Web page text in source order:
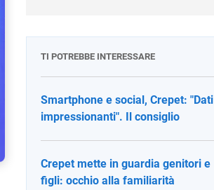
TI POTREBBE INTERESSARE
Smartphone e social, Crepet: "Dati
impressionanti". Il consiglio
Crepet mette in guardia genitori e
figli: occhio alla familiarità